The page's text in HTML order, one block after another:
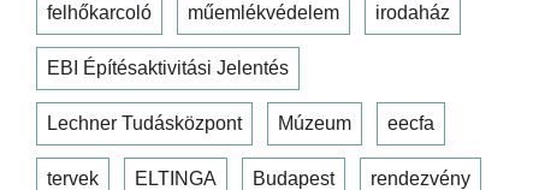
felhőkarcoló műemlékvédelem irodaház
EBI Építésaktivitási Jelentés
Lechner Tudásközpont Múzeum eecfa
tervek ELTINGA Budapest rendezvény